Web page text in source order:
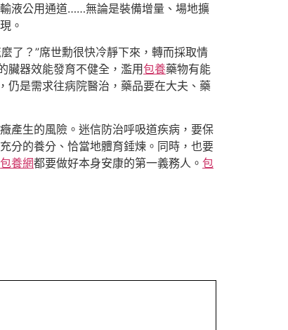
液公用通道……無論是裝備增量、場地擴
。
了？”席世勳很快冷靜下來，轉而採取情
臟器效能發育不健全，濫用包養藥物有能
仍是需求往病院醫治，藥品要在大夫、藥
產生的風險。迷信防治呼吸道疾病，要保
分的養分、恰當地體育錘煉。同時，也要
包養網都要做好本身安康的第一義務人。 包